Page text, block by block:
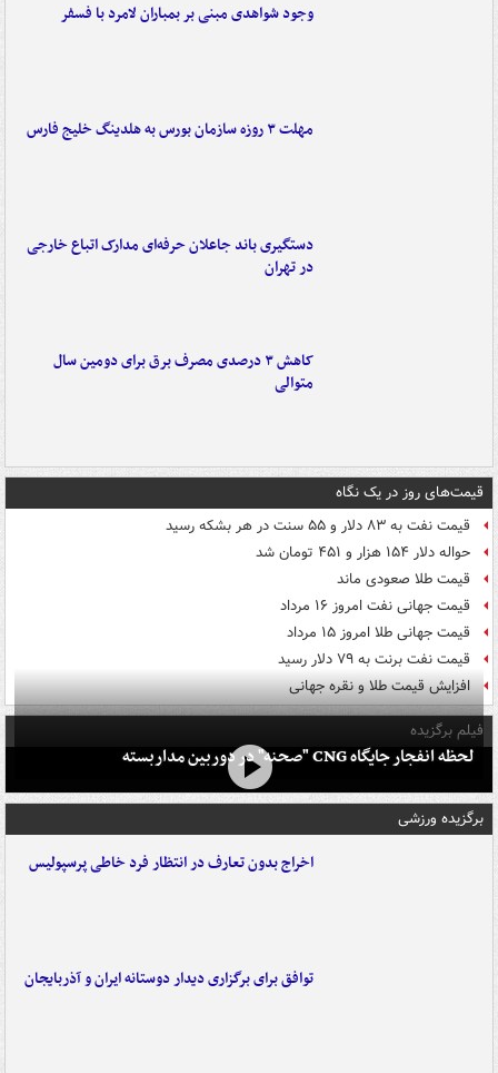
وجود شواهدی مبنی بر بمباران لامرد با فسفر
مهلت ۳ روزه سازمان بورس به هلدینگ خلیج فارس
دستگیری باند جاعلان حرفه‌ای مدارک اتباع خارجی
در تهران
کاهش ۳ درصدی مصرف برق برای دومین سال
متوالی
قیمت‌های روز در یک نگاه
قیمت نفت به ۸۳ دلار و ۵۵ سنت در هر بشکه رسید
حواله دلار ۱۵۴ هزار و ۴۵۱ تومان شد
قیمت طلا صعودی ماند
قیمت جهانی نفت امروز ۱۶ مرداد
قیمت جهانی طلا امروز ۱۵ مرداد
قیمت نفت برنت به ۷۹ دلار رسید
افزایش قیمت طلا و نقره جهانی
فیلم برگزیده
لحظه انفجار جایگاه CNG "صحنه" در دوربین مداربسته
برگزیده ورزشی
اخراج بدون تعارف در انتظار فرد خاطی پرسپولیس
توافق برای برگزاری دیدار دوستانه ایران و آذربایجان